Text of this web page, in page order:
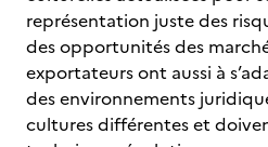
représentation juste des
des opportunités des
exportateurs ont aussi à
des environnements
cultures différentes et